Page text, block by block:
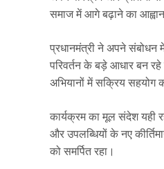
समाज में आगे बढ़ाने का
प्रधानमंत्री ने अपने संबोधन में
परिवर्तन के बड़े आधार बन रहे
अभियानों में सक्रिय सहयोग
कार्यक्रम का मूल संदेश यही
और उपलब्धियों के नए
को समर्पित रहा।